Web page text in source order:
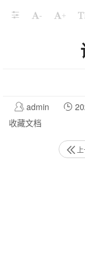
- +
admin
收藏文档